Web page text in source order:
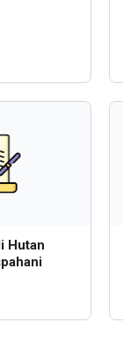
Hutan